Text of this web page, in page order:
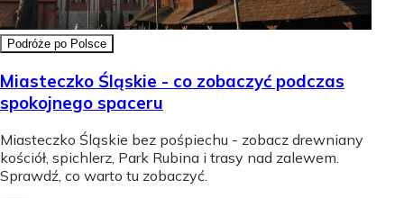
Podróże po Polsce
Miasteczko Śląskie - co zobaczyć podczas
spokojnego spaceru
Miasteczko Śląskie bez pośpiechu - zobacz drewniany
kościół, spichlerz, Park Rubina i trasy nad zalewem.
Sprawdź, co warto tu zobaczyć.